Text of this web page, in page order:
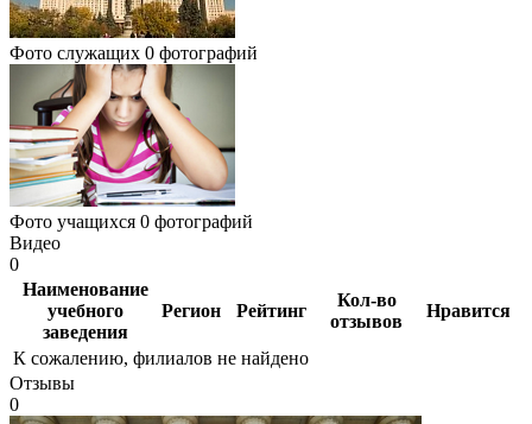
Фото служащих 0 фотографий
Фото учащихся 0 фотографий
Видео
0
Наименование
учебного
заведения
Регион Рейтинг
Кол-во
отзывов
Нравится
К сожалению, филиалов не найдено
Отзывы
0